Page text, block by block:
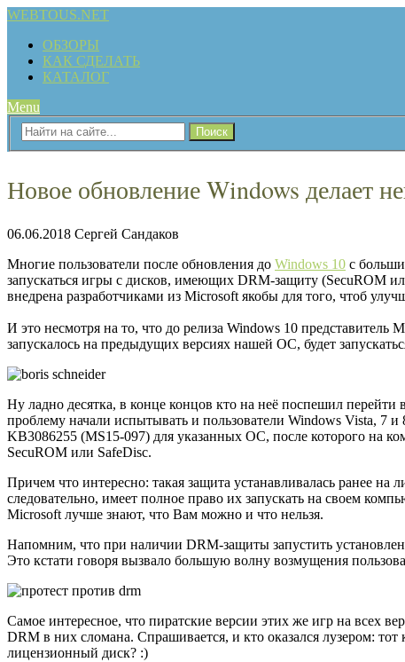
WEBTOUS.NET
ОБЗОРЫ
КАК СДЕЛАТЬ
КАТАЛОГ
Menu
Новое обновление Windows делает
06.06.2018 Сергей Сандаков
Многие пользователи после обновления до Windows 10 с
запускаться игры с дисков, имеющих DRM-защиту (SecuROM
внедрена разработчиками из Microsoft якобы для того, чтоб
И это несмотря на то, что до релиза Windows 10
запускалось на предыдущих версиях нашей ОС, будет
Ну ладно десятка, в конце концов кто на неё поспешил
проблему начали испытывать и пользователи Windows Vista, 7
KB3086255 (MS15-097) для указанных ОС, после которого на
SecuROM или SafeDisc.
Причем что интересно: такая защита устанавливалась ранее на
следовательно, имеет полное право их запускать на своем
Microsoft лучше знают, что Вам можно и что нельзя.
Напомним, что при наличии DRM-защиты запустить
Это кстати говоря вызвало большую волну возмущения
Самое интересное, что пиратские версии этих же игр на всех
DRM в них сломана. Спрашивается, и кто оказался лузером:
лицензионный диск? :)